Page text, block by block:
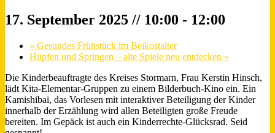
17. September 2025 // 10:00 - 12:00
« Gesundes Frühstück im Beikostalter
Hüpfen und Springen – alte Spiele neu entdecken »
Die Kinderbeauftragte des Kreises Stormarn, Frau Kerstin Hinsch,
lädt Kita-Elementar-Gruppen zu einem Bilderbuch-Kino ein. Ein
Kamishibai, das Vorlesen mit interaktiver Beteiligung der Kinder
innerhalb der Erzählung wird allen Beteiligten große Freude
bereiten. Im Gepäck ist auch ein Kinderrechte-Glücksrad. Seid